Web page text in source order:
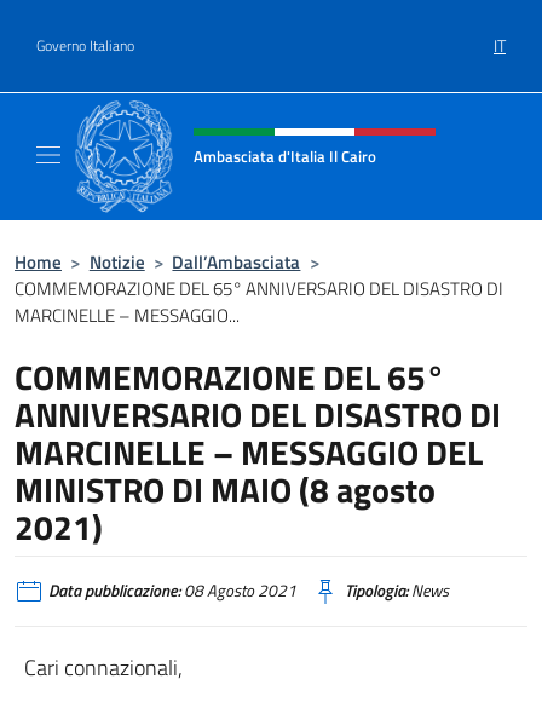
Governo Italiano IT
Intestazione sito, social e menù
Ambasciata d'Italia Il Cairo
Home > Notizie > Dall’Ambasciata >
COMMEMORAZIONE DEL 65° ANNIVERSARIO DEL DISASTRO DI
MARCINELLE – MESSAGGIO...
COMMEMORAZIONE DEL 65°
ANNIVERSARIO DEL DISASTRO DI
MARCINELLE – MESSAGGIO DEL
MINISTRO DI MAIO (8 agosto
2021)
Data pubblicazione:08 Agosto 2021 Tipologia:News
Cari connazionali,